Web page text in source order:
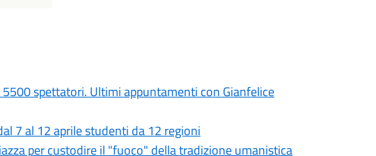
spettatori. Ultimi appuntamenti con Gianfelice
7 al 12 aprile studenti da 12 regioni
per custodire il "fuoco" della tradizione umanistica